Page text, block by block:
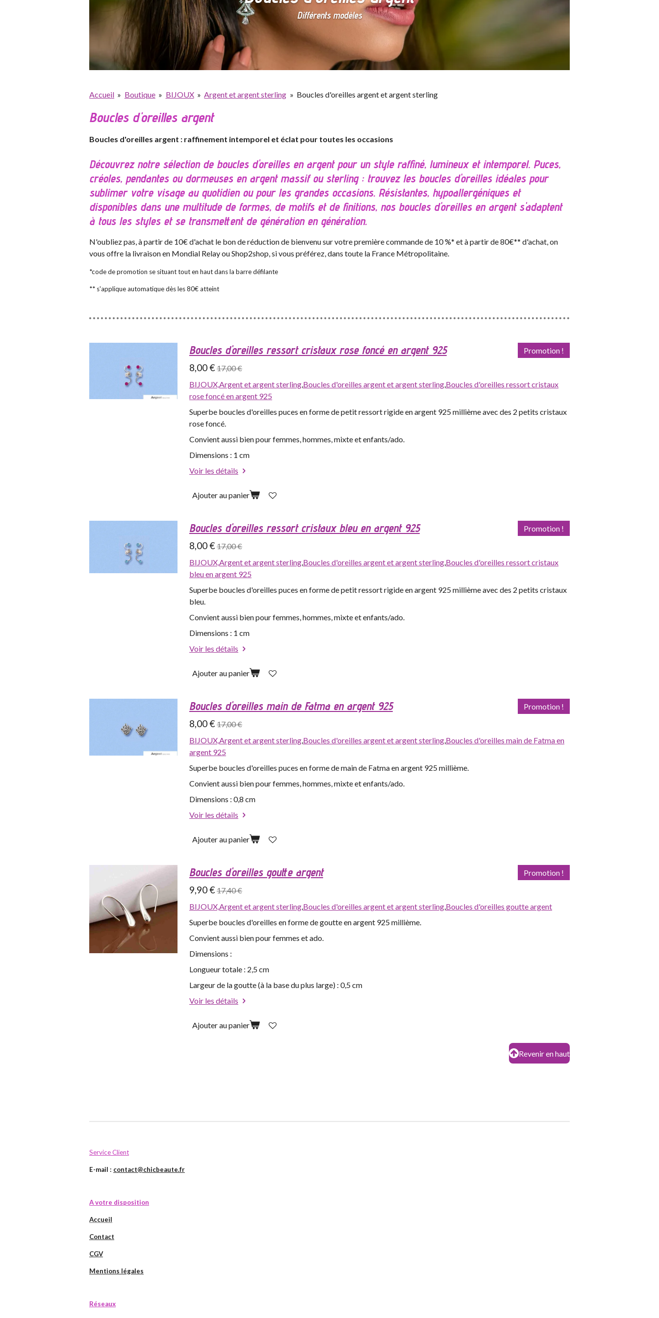
Différents modèles
Accueil » Boutique » BIJOUX » Argent et argent sterling » Boucles d'oreilles argent et argent sterling
Boucles d'oreilles argent
Boucles d'oreilles argent : raffinement intemporel et éclat pour toutes les occasions
Découvrez notre sélection de boucles d'oreilles en argent pour un style raffiné, lumineux et intemporel. Puces,
créoles, pendantes ou dormeuses en argent massif ou sterling : trouvez les boucles d'oreilles idéales pour
sublimer votre visage au quotidien ou pour les grandes occasions. Résistantes, hypoallergéniques et
disponibles dans une multitude de formes, de motifs et de finitions, nos boucles d'oreilles en argent s'adaptent
à tous les styles et se transmettent de génération en génération.
N'oubliez pas, à partir de 10€ d'achat le bon de réduction de bienvenu sur votre première commande de 10 %* et à partir de 80€** d'achat, on
vous offre la livraison en Mondial Relay ou Shop2shop, si vous préférez, dans toute la France Métropolitaine.
*code de promotion se situant tout en haut dans la barre défilante
** s'applique automatique dès les 80€ atteint
Promotion !
Boucles d'oreilles ressort cristaux rose foncé en argent 925
8,00 € 17,00 €
BIJOUX,Argent et argent sterling,Boucles d'oreilles argent et argent sterling,Boucles d'oreilles ressort cristaux
rose foncé en argent 925
Superbe boucles d'oreilles puces en forme de petit ressort rigide en argent 925 millième avec des 2 petits cristaux
rose foncé.
Convient aussi bien pour femmes, hommes, mixte et enfants/ado.
Dimensions : 1 cm
Voir les détails
Ajouter au panier
Promotion !
Boucles d'oreilles ressort cristaux bleu en argent 925
8,00 € 17,00 €
BIJOUX,Argent et argent sterling,Boucles d'oreilles argent et argent sterling,Boucles d'oreilles ressort cristaux
bleu en argent 925
Superbe boucles d'oreilles puces en forme de petit ressort rigide en argent 925 millième avec des 2 petits cristaux
bleu.
Convient aussi bien pour femmes, hommes, mixte et enfants/ado.
Dimensions : 1 cm
Voir les détails
Ajouter au panier
Promotion !
Boucles d'oreilles main de Fatma en argent 925
8,00 € 17,00 €
BIJOUX,Argent et argent sterling,Boucles d'oreilles argent et argent sterling,Boucles d'oreilles main de Fatma en
argent 925
Superbe boucles d'oreilles puces en forme de main de Fatma en argent 925 millième.
Convient aussi bien pour femmes, hommes, mixte et enfants/ado.
Dimensions : 0,8 cm
Voir les détails
Ajouter au panier
Promotion !
Boucles d'oreilles goutte argent
9,90 € 17,40 €
BIJOUX,Argent et argent sterling,Boucles d'oreilles argent et argent sterling,Boucles d'oreilles goutte argent
Superbe boucles d'oreilles en forme de goutte en argent 925 millième.
Convient aussi bien pour femmes et ado.
Dimensions :
Longueur totale : 2,5 cm
Largeur de la goutte (à la base du plus large) : 0,5 cm
Voir les détails
Ajouter au panier
Revenir en haut
Service Client
E-mail : contact@chicbeaute.fr
A votre disposition
Accueil
Contact
CGV
Mentions légales
Réseaux